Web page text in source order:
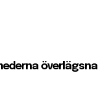
överlägsna